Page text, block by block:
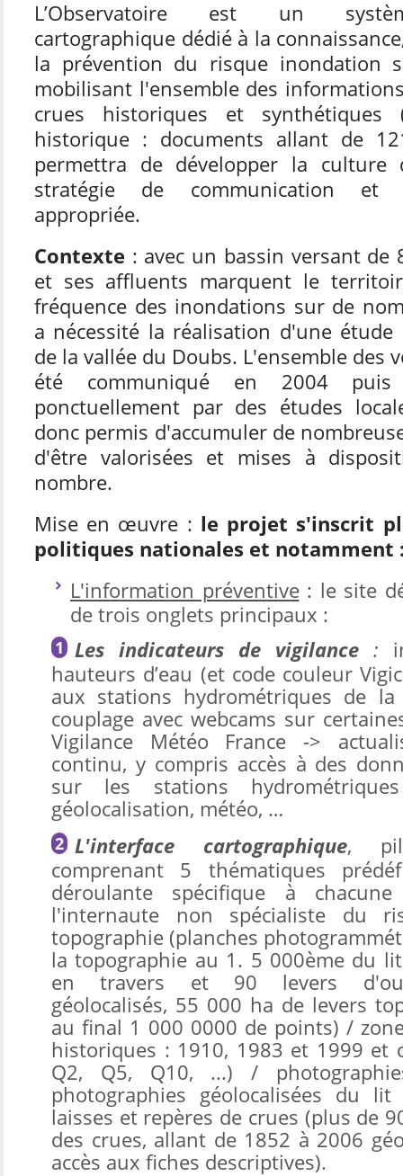
L’Observatoire est un
cartographique dédié à la
la prévention du risque inondation
mobilisant l'ensemble des
crues historiques et synthétiques
historique : documents allant de
permettra de développer la
stratégie de communication et
appropriée.
Contexte : avec un bassin versant de
et ses affluents marquent le
fréquence des inondations sur de
a nécessité la réalisation d'une étude
de la vallée du Doubs. L'ensemble des
été communiqué en 2004
ponctuellement par des études
donc permis d'accumuler de
d'être valorisées et mises à
nombre.
Mise en œuvre : le projet s'inscrit
politiques nationales et notamment
L'information préventive: le site
de trois onglets principaux :
Les indicateurs de vigilance :
hauteurs d’eau (et code couleur
aux stations hydrométriques de la
couplage avec webcams sur
Vigilance Météo France ->
continu, y compris accès à des
sur les stations
géolocalisation, météo, …
L'interface cartographique,
comprenant 5 thématiques
déroulante spécifique à
l'internaute non spécialiste du
topographie (planches
la topographie au 1. 5 000ème du
en travers et 90 levers
géolocalisés, 55 000 ha de levers
au final 1 000 0000 de points) /
historiques : 1910, 1983 et 1999 et
Q2, Q5, Q10, ...) /
photographies géolocalisées du
laisses et repères de crues (plus de
des crues, allant de 1852 à 2006
accès aux fiches descriptives).